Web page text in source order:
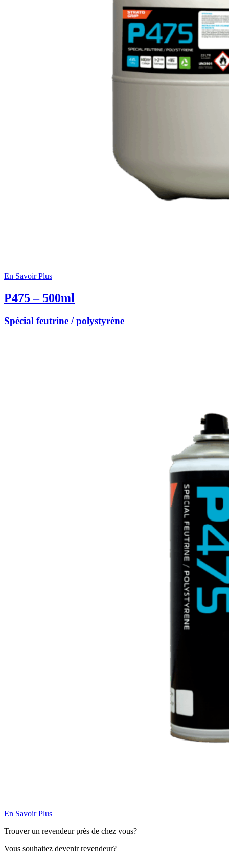
En Savoir Plus
P475 – 500ml
Spécial feutrine / polystyrène
En Savoir Plus
Trouver un revendeur près de chez vous?
Vous souhaitez devenir revendeur?